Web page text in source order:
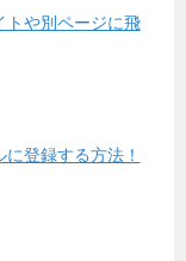
トや別ページに飛
登録する方法！